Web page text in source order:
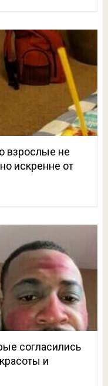
взрослые не
искренне от
согласились
и